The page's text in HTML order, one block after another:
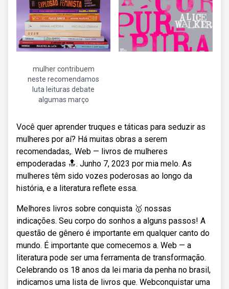
mulher contribuem
neste recomendamos
luta leituras debate
algumas março
Você quer aprender truques e táticas para seduzir as
mulheres por aí? Há muitas obras a serem
recomendadas,. Web — livros de mulheres
empoderadas 🔝. Junho 7, 2023 por mia melo. As
mulheres têm sido vozes poderosas ao longo da
história, e a literatura reflete essa.
Melhores livros sobre conquista 🥇 nossas
indicações. Seu corpo do sonhos a alguns passos! A
questão de gênero é importante em qualquer canto do
mundo. É importante que comecemos a. Web — a
literatura pode ser uma ferramenta de transformação.
Celebrando os 18 anos da lei maria da penha no brasil,
indicamos uma lista de livros que. Webconquistar uma